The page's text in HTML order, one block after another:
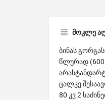
მოკლე
ბინას
წლურად
ცალკე
80 კვ 2